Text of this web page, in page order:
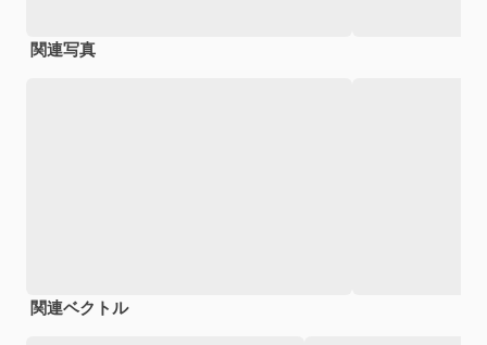
関連写真
関連ベクトル